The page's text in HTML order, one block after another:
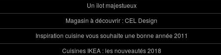
Un îlot majestueux
Magasin à découvrir : CEL Design
Inspiration cuisine vous souhaite une bonne année 2011
Cuisines IKEA : les nouveautés 2018